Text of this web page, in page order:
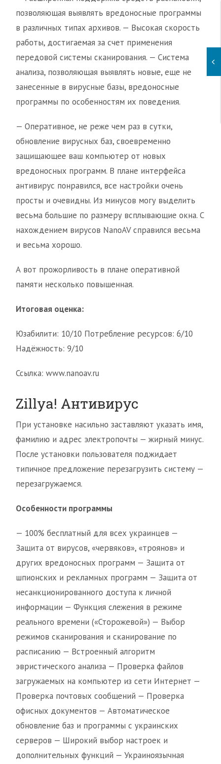
позволяющая выявлять вредоносные программы
в различных типах архивов. — Высокая скорость
работы, достигаемая за счет применения
передовой системы сканирования. — Система
анализа, позволяющая выявлять новые, еще не
занесенные в вирусные базы, вредоносные
программы по особенностям их поведения.
— Оперативное, не реже чем раз в сутки,
обновление вирусных баз, своевременно
защищающее ваш компьютер от новых
вредоносных программ. В плане интерфейса
антивирус понравился, все настройки очень
просты и очевидны. Из минусов могу выделить
весьма большие по размеру всплывающие окна. С
нахождением вирусов NanoAV справился весьма
и весьма хорошо.
А вот прожорливость в плане оперативной
памяти несколько повышенная.
Итоговая оценка:
Юзабилити: 10/10 Потребление ресурсов: 6/10
Надёжность: 9/10
Ссылка: www.nanoav.ru
Zillya! Антивирус
При установке насильно заставляют указать имя,
фамилию и адрес электропочты — жирный минус.
После установки пользователя поджидает
типичное предложение перезагрузить систему —
перезагружаемся.
Особенности программы
— 100% бесплатный для всех украинцев —
Защита от вирусов, «червяков», «троянов» и
других вредоносных программ — Защита от
шпионских и рекламных программ — Защита от
несанкционированного доступа к личной
информации — Функция слежения в режиме
реального времени («Сторожевой») — Выбор
режимов сканирования и сканирование по
расписанию — Встроенный алгоритм
эвристического анализа — Проверка файлов
загружаемых на компьютер из сети Интернет —
Проверка почтовых сообщений — Проверка
офисных документов — Автоматическое
обновление баз и программы с украинских
серверов — Широкий выбор настроек и
дополнительных функций — Украиноязычная